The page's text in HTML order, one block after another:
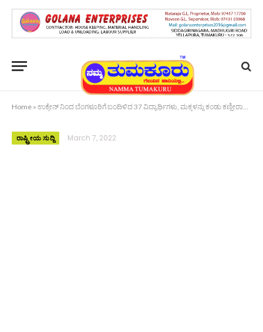
Home » ಉಕ್ರೇನ್ ನಿಂದ ಬೆಂಗಳೂರಿಗೆ ಬಂದಿಳಿದ 37 ವಿದ್ಯಾರ್ಥಿಗಳು, ಮಕ್ಕಳನ್ನು ಕಂಡು ಕಣ್ಣೀರಾದ ಪೋಷಕರು
ರಾಷ್ಟ್ರೀಯ ಸುದ್ದಿ March 7, 2022